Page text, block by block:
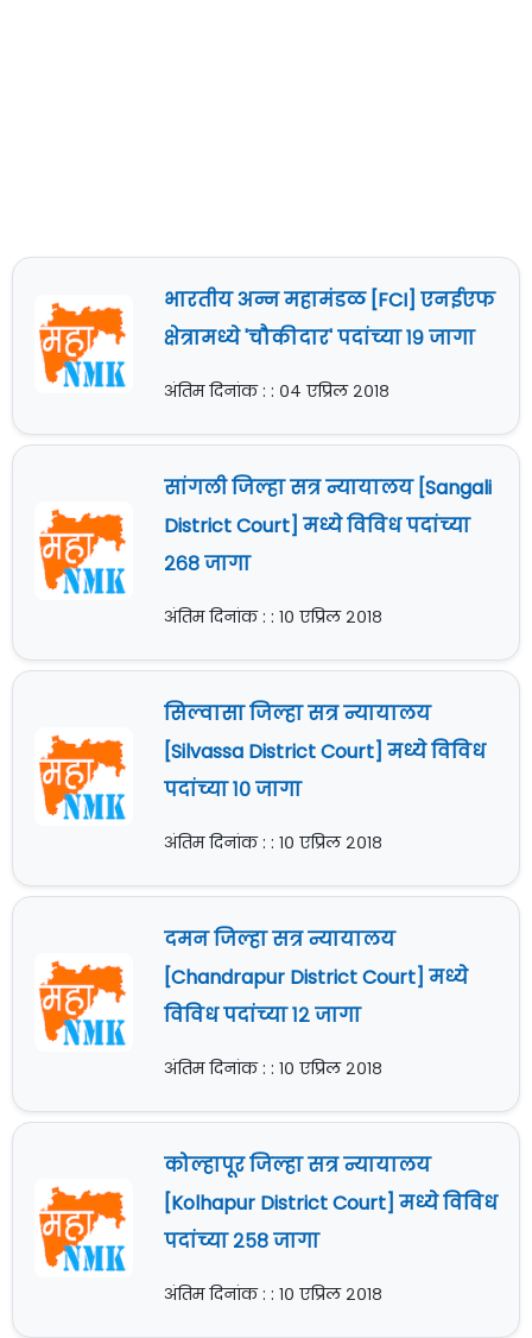
भारतीय अन्न महामंडळ [FCI] एनईएफ
क्षेत्रामध्ये 'चौकीदार' पदांच्या १९ जागा
अंतिम दिनांक : : ०४ एप्रिल २०१८
सांगली जिल्हा सत्र न्यायालय [Sangali
District Court] मध्ये विविध पदांच्या
२६८ जागा
अंतिम दिनांक : : १० एप्रिल २०१८
सिल्वासा जिल्हा सत्र न्यायालय
[Silvassa District Court] मध्ये विविध
पदांच्या १० जागा
अंतिम दिनांक : : १० एप्रिल २०१८
दमन जिल्हा सत्र न्यायालय
[Chandrapur District Court] मध्ये
विविध पदांच्या १२ जागा
अंतिम दिनांक : : १० एप्रिल २०१८
कोल्हापूर जिल्हा सत्र न्यायालय
[Kolhapur District Court] मध्ये विविध
पदांच्या २५८ जागा
अंतिम दिनांक : : १० एप्रिल २०१८